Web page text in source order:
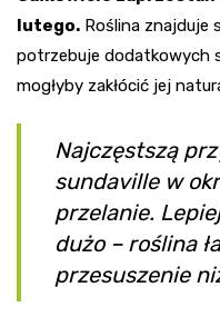
lutego. Roślina znajduje
potrzebuje dodatkowych
mogłyby zakłócić jej
Najczęstszą
sundaville w
przelanie.
dużo – roślina
przesuszenie